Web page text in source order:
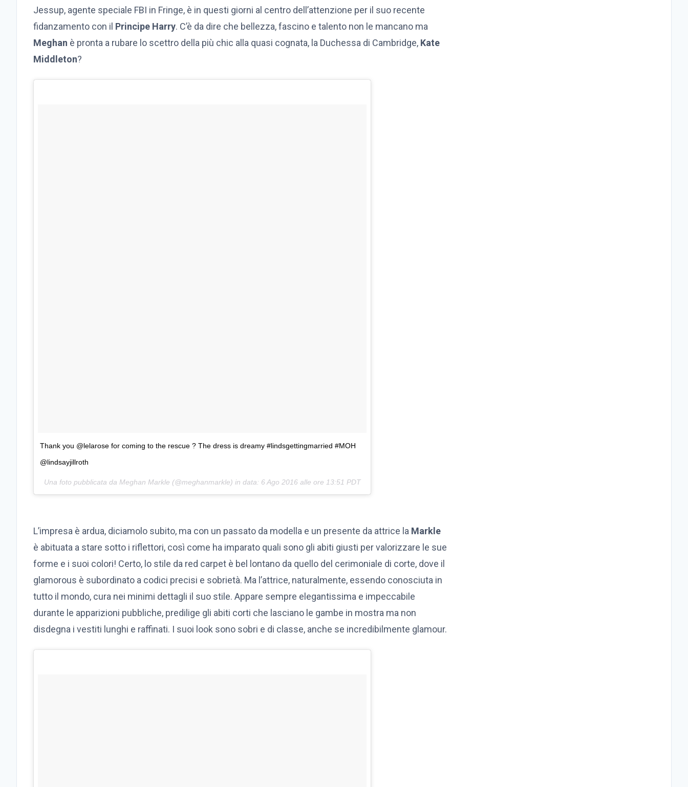
Jessup, agente speciale FBI in Fringe, è in questi giorni al centro dell’attenzione per il suo recente
fidanzamento con il Principe Harry. C’è da dire che bellezza, fascino e talento non le mancano ma
Meghan è pronta a rubare lo scettro della più chic alla quasi cognata, la Duchessa di Cambridge, Kate
Middleton?
Thank you @lelarose for coming to the rescue ? The dress is dreamy #lindsgettingmarried #MOH
@lindsayjillroth
Una foto pubblicata da Meghan Markle (@meghanmarkle) in data: 6 Ago 2016 alle ore 13:51 PDT
L’impresa è ardua, diciamolo subito, ma con un passato da modella e un presente da attrice la Markle
è abituata a stare sotto i riflettori, così come ha imparato quali sono gli abiti giusti per valorizzare le sue
forme e i suoi colori! Certo, lo stile da red carpet è bel lontano da quello del cerimoniale di corte, dove il
glamorous è subordinato a codici precisi e sobrietà. Ma l’attrice, naturalmente, essendo conosciuta in
tutto il mondo, cura nei minimi dettagli il suo stile. Appare sempre elegantissima e impeccabile
durante le apparizioni pubbliche, predilige gli abiti corti che lasciano le gambe in mostra ma non
disdegna i vestiti lunghi e raffinati. I suoi look sono sobri e di classe, anche se incredibilmente glamour.